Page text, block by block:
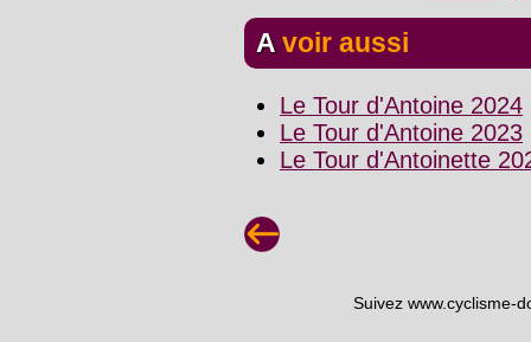
A voir aussi
Le Tour d'Antoine 2024
Le Tour d'Antoine 2023
Le Tour d'Antoinette
Suivez www.cyclisme-